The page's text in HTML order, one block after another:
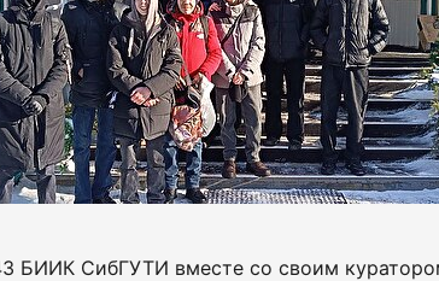
БИИК СибГУТИ вместе со своим